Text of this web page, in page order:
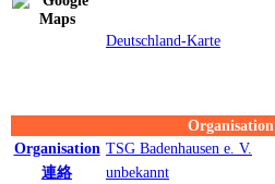
Deutschland-Karte
Organisation
Organisation TSG Badenhausen e. V.
連絡
unbekannt